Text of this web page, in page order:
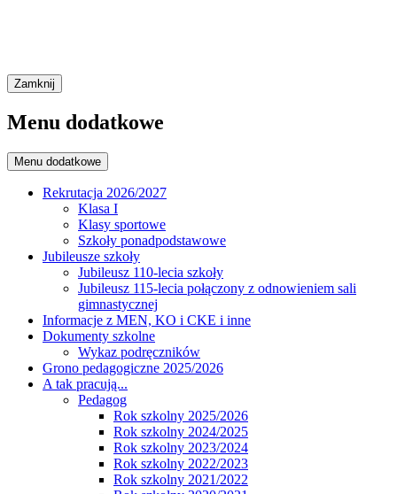
Zamknij
Menu dodatkowe
Menu dodatkowe
Rekrutacja 2026/2027
Klasa I
Klasy sportowe
Szkoły ponadpodstawowe
Jubileusze szkoły
Jubileusz 110-lecia szkoły
Jubileusz 115-lecia połączony z odnowieniem sali
gimnastycznej
Informacje z MEN, KO i CKE i inne
Dokumenty szkolne
Wykaz podręczników
Grono pedagogiczne 2025/2026
A tak pracują...
Pedagog
Rok szkolny 2025/2026
Rok szkolny 2024/2025
Rok szkolny 2023/2024
Rok szkolny 2022/2023
Rok szkolny 2021/2022